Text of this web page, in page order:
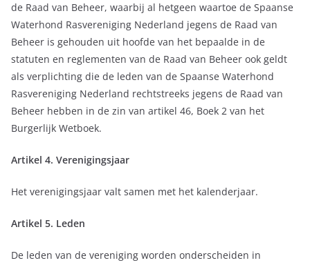
de Raad van Beheer, waarbij al hetgeen waartoe de Spaanse
Waterhond Rasvereniging Nederland jegens de Raad van
Beheer is gehouden uit hoofde van het bepaalde in de
statuten en reglementen van de Raad van Beheer ook geldt
als verplichting die de leden van de Spaanse Waterhond
Rasvereniging Nederland rechtstreeks jegens de Raad van
Beheer hebben in de zin van artikel 46, Boek 2 van het
Burgerlijk Wetboek.
Artikel 4. Verenigingsjaar
Het verenigingsjaar valt samen met het kalenderjaar.
Artikel 5. Leden
De leden van de vereniging worden onderscheiden in